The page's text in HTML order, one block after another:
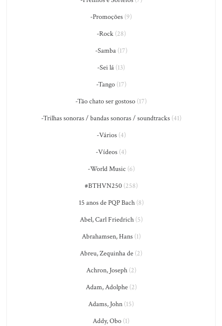
-Promoções (9)
-Rock(28)
-Samba(17)
-Sei lá (13)
-Tango(17)
-Tão chato ser gostoso (17)
-Trilhas sonoras / bandas sonoras / soundtracks(41)
-Vários(4)
-Vídeos (4)
-World Music (6)
#BTHVN250(258)
15 anos de PQP Bach(8)
Abel, Carl Friedrich(5)
Abrahamsen, Hans(1)
Abreu, Zequinha de (2)
Achron, Joseph(2)
Adam, Adolphe(2)
Adams, John (15)
Addy, Obo (1)